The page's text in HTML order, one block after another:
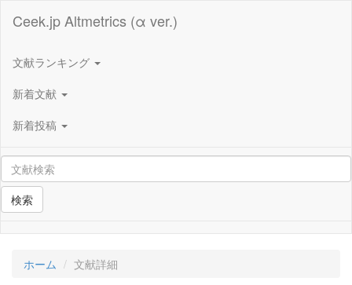
Ceek.jp Altmetrics (α ver.)
文献ランキング
新着文献
新着投稿
検索
ホーム 文献詳細